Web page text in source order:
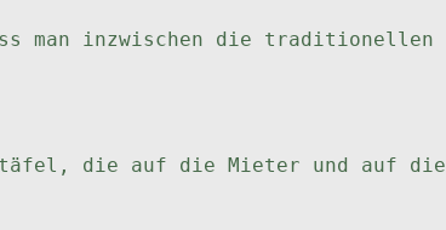
man inzwischen die traditionellen
die auf die Mieter und auf die